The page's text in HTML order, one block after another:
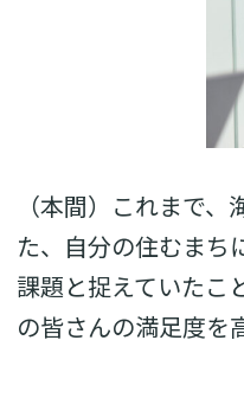
（本間）これまで
た、自分の住むまち
課題と捉えていたこ
の皆さんの満足度を